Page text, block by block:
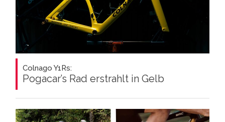
Colnago Y1Rs:
Pogacar’s Rad erstrahlt in Gelb